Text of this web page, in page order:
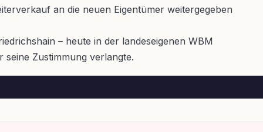
an die neuen Eigentümer weitergegeben
– heute in der landeseigenen WBM
Zustimmung verlangte.